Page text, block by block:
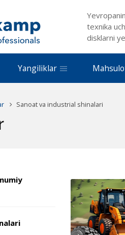
texnika
disklarni
Yangiliklar
Sanoat va industrial shinalari